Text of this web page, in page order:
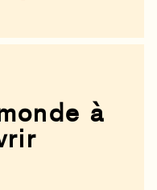
à